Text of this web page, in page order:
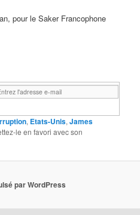
pour le Saker Francophone
, Etats-Unis,James
le en favori avec son
par WordPress